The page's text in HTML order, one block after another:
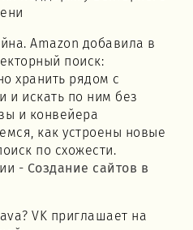
Amazon добавила в
поиск:
хранить рядом с
искать по ним без
и конвейера
как устроены новые
по схожести.
- Создание сайтов в
VK приглашает на